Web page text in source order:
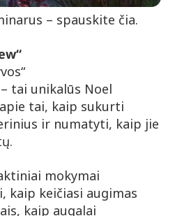
– spauskite čia.
tai unikalūs Noel
tai, kaip sukurti
ir numatyti, kaip jie
mokymai
kaip keičiasi augimas
kaip augalai